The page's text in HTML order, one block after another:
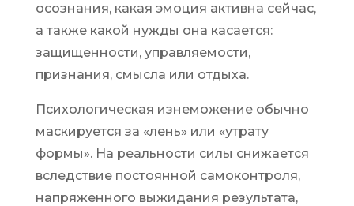
осознания, какая эмоция активна сейчас,
а также какой нужды она касается:
защищенности, управляемости,
признания, смысла или отдыха.
Психологическая изнеможение обычно
маскируется за «лень» или «утрату
формы». На реальности силы снижается
вследствие постоянной самоконтроля,
напряженного выжидания результата,